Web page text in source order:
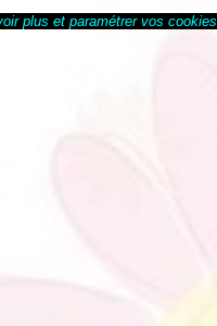
plus et paramétrer vos cookies